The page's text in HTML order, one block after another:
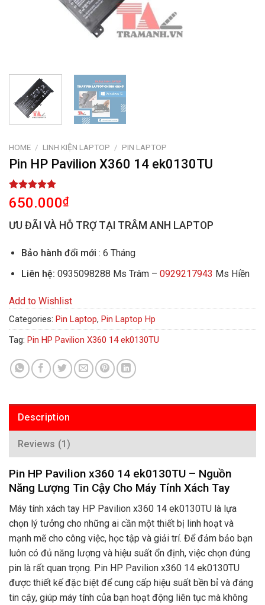
HOME / LINH KIỆN LAPTOP / PIN LAPTOP
Pin HP Pavilion X360 14 ek0130TU
Rated
5.00
out of 5
based on
1
customer
650.000₫
ƯU ĐÃI VÀ HỖ TRỢ TẠI TRÂM ANH LAPTOP
Bảo hành đổi mới : 6 Tháng
Liên hệ: 0935098288 Ms Trâm – 0929217943 Ms Hiền
Add to Wishlist
Categories: Pin Laptop, Pin Laptop Hp
Tag: Pin HP Pavilion X360 14 ek0130TU
Description
Reviews (1)
Pin HP Pavilion x360 14 ek0130TU – Nguồn
Năng Lượng Tin Cậy Cho Máy Tính Xách Tay
Máy tính xách tay HP Pavilion x360 14 ek0130TU là lựa
chọn lý tưởng cho những ai cần một thiết bị linh hoạt và
mạnh mẽ cho công việc, học tập và giải trí. Để đảm bảo bạn
luôn có đủ năng lượng và hiệu suất ổn định, việc chọn đúng
pin là rất quan trọng. Pin HP Pavilion x360 14 ek0130TU
được thiết kế đặc biệt để cung cấp hiệu suất bền bỉ và đáng
tin cậy, giúp máy tính của bạn hoạt động liên tục mà không